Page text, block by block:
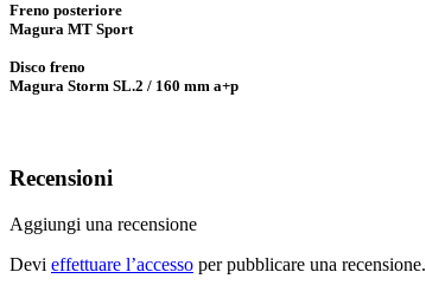
Freno posteriore
Magura MT Sport
Disco freno
Magura Storm SL.2 / 160 mm a+p
Recensioni
Aggiungi una recensione
Devi effettuare l’accesso per pubblicare una recensione.